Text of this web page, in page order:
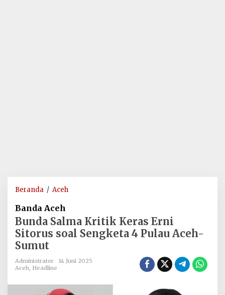
Beranda / Aceh
Keras
Erni
Pulau
Banda Aceh
Bunda Salma Kritik Keras Erni
Sitorus soal Sengketa 4 Pulau Aceh-
Sumut
Administrator
14 Juni 2025
Aceh, Headline